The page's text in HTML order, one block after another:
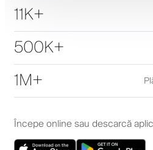
11K+
500K+
1M+
Începe online sau descarcă